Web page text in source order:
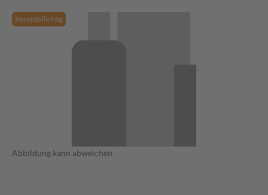
Rezeptpflichtig
Abbildung kann abweichen